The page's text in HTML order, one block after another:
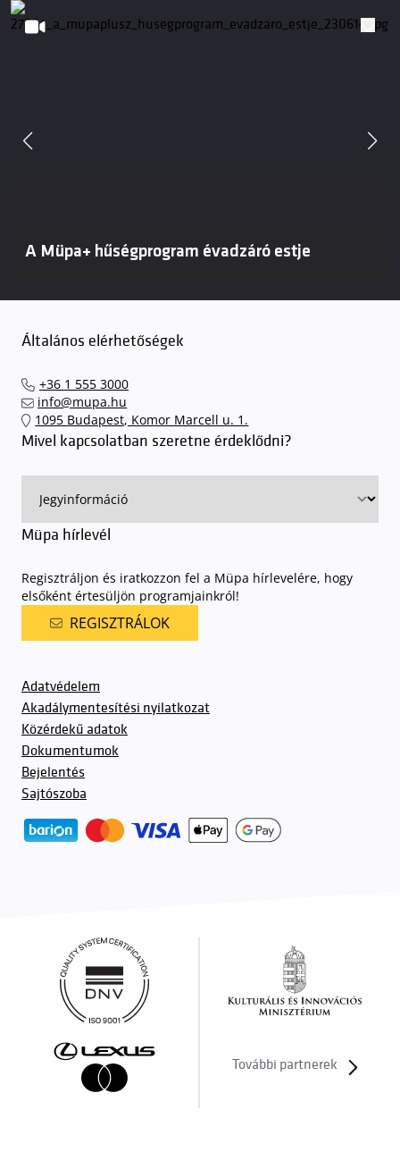
A Müpa+ hűségprogram évadzáró estje
Általános elérhetőségek
+36 1 555 3000
info@mupa.hu
1095 Budapest, Komor Marcell u. 1.
Mivel kapcsolatban szeretne érdeklődni?
Müpa hírlevél
Regisztráljon és iratkozzon fel a Müpa hírlevelére, hogy
elsőként értesüljön programjainkról!
REGISZTRÁLOK
Adatvédelem
Akadálymentesítési nyilatkozat
Közérdekű adatok
Dokumentumok
Bejelentés
Sajtószoba
További partnerek